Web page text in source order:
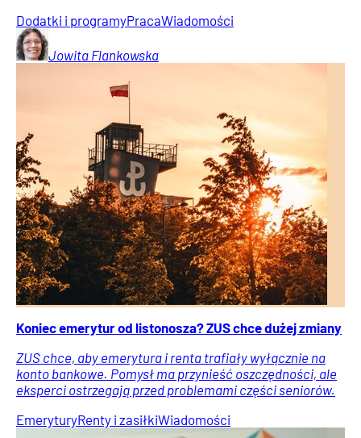
Dodatki i programyPracaWiadomości
Jowita Flankowska
Koniec emerytur od listonosza? ZUS chce dużej zmiany
ZUS chce, aby emerytura i renta trafiały wyłącznie na
konto bankowe. Pomysł ma przynieść oszczędności, ale
eksperci ostrzegają przed problemami części seniorów.
EmeryturyRenty i zasiłkiWiadomości